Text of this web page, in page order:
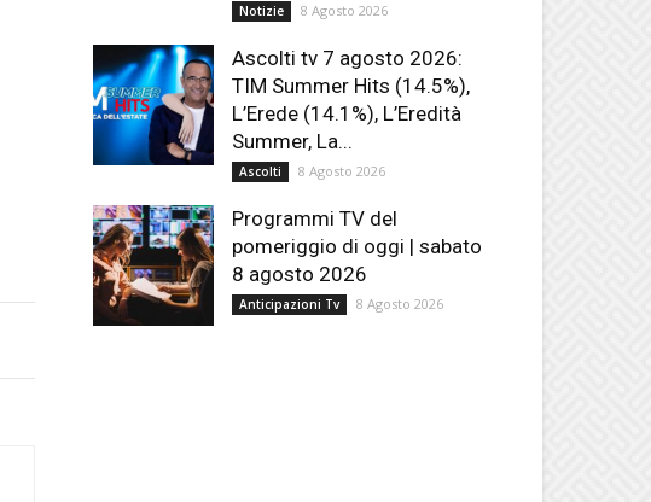
Notizie 8 Agosto 2026
Ascolti tv 7 agosto 2026:
TIM Summer Hits (14.5%),
L’Erede (14.1%), L’Eredità
Summer, La...
Ascolti 8 Agosto 2026
Programmi TV del
pomeriggio di oggi | sabato
8 agosto 2026
Anticipazioni Tv 8 Agosto 2026